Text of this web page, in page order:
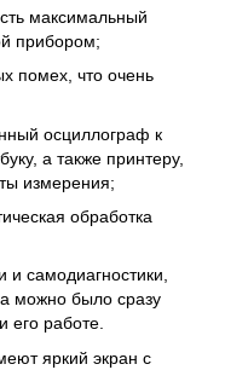
максимальный
прибором;
помех, что очень
осциллограф к
а также принтеру,
измерения;
обработка
и самодиагностики,
можно было сразу
его работе.
яркий экран с